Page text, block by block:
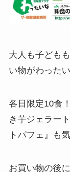
大人も子ども
い物がわった
各日限定10食
き芋ジェラー
トパフェ』も
お買い物の後